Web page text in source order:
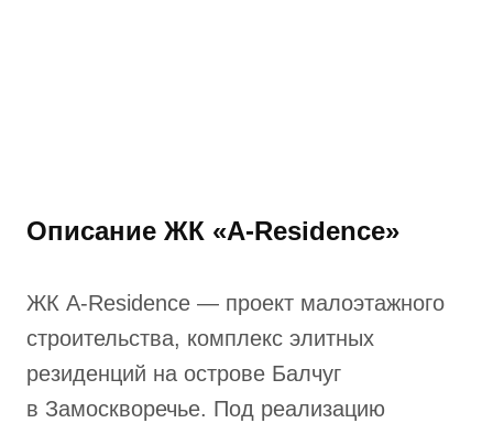
Описание ЖК «A-Residence»
ЖК A-Residence — проект малоэтажного
строительства, комплекс элитных
резиденций на острове Балчуг
в Замоскворечье. Под реализацию